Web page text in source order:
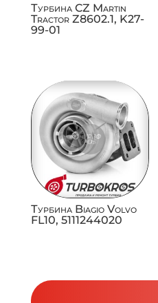
Турбина CZ Martin
Tractor Z8602.1, K27-
99-01
Турбина Biagio Volvo
FL10, 5111244020